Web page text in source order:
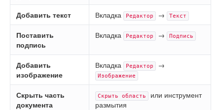
Добавить текст Вкладка Редактор → Текст
Поставить
подпись
Вкладка Редактор → Подпись
Добавить
изображение
Вкладка Редактор →
Изображение
Скрыть часть
документа
Скрыть область
или инструмент
размытия